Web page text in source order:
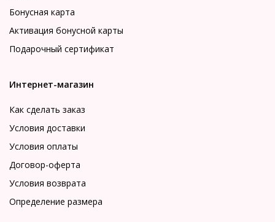
Бонусная карта
Активация бонусной карты
Подарочный сертификат
Интернет-магазин
Как сделать заказ
Условия доставки
Условия оплаты
Договор-оферта
Условия возврата
Определение размера